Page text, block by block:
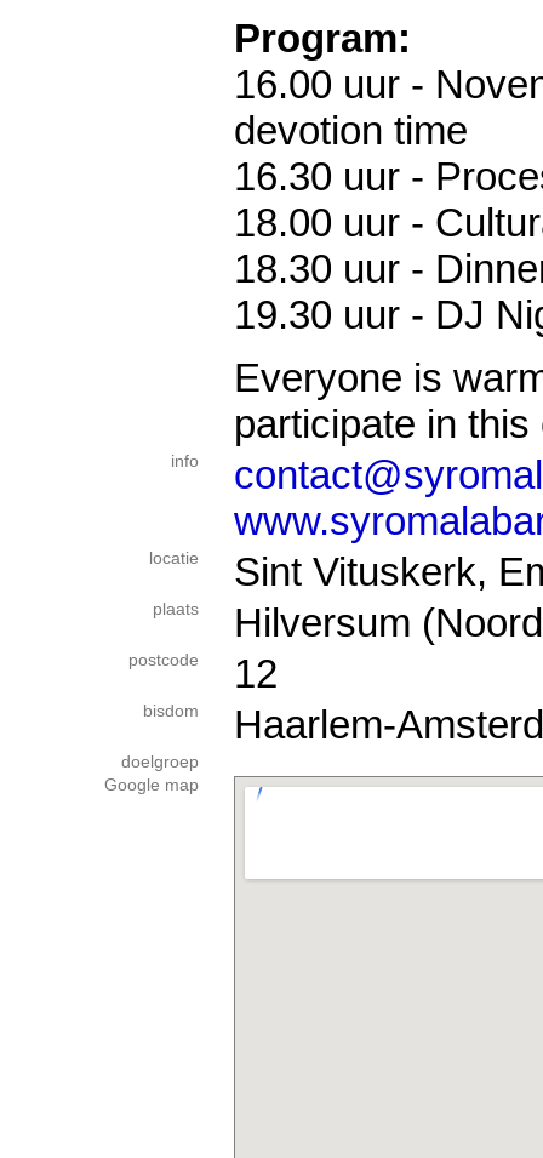
Program:
16.00 uur -
devotion time
16.30 uur -
18.00 uur -
18.30 uur -
19.30 uur - DJ
Everyone is
participate in
info
locatie Sint Vituskerk,
plaats Hilversum
postcode 12
bisdom Haarlem-
doelgroep
Google map